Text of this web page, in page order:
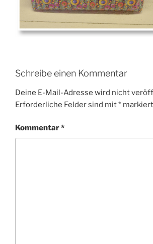
Schreibe einen Kommentar
Deine E-Mail-Adresse wird nicht
Erforderliche Felder sind mit* markiert
Kommentar*